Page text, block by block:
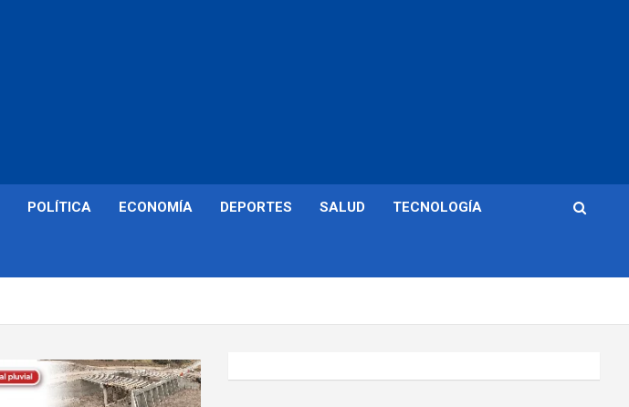
POLÍTICA ECONOMÍA DEPORTES SALUD TECNOLOGÍA